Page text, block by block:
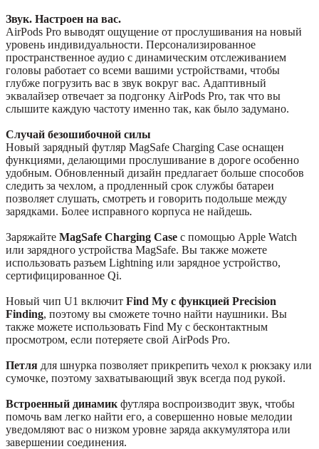
Звук. Настроен на вас.
AirPods Pro выводят ощущение от прослушивания на новый
уровень индивидуальности. Персонализированное
пространственное аудио с динамическим отслеживанием
головы работает со всеми вашими устройствами, чтобы
глубже погрузить вас в звук вокруг вас. Адаптивный
эквалайзер отвечает за подгонку AirPods Pro, так что вы
слышите каждую частоту именно так, как было задумано.
Случай безошибочной силы
Новый зарядный футляр MagSafe Charging Case оснащен
функциями, делающими прослушивание в дороге особенно
удобным. Обновленный дизайн предлагает больше способов
следить за чехлом, а продленный срок службы батареи
позволяет слушать, смотреть и говорить подольше между
зарядками. Более исправного корпуса не найдешь.
Заряжайте MagSafe Charging Case с помощью Apple Watch
или зарядного устройства MagSafe. Вы также можете
использовать разъем Lightning или зарядное устройство,
сертифицированное Qi.
Новый чип U1 включит Find My с функцией Precision
Finding, поэтому вы сможете точно найти наушники. Вы
также можете использовать Find My с бесконтактным
просмотром, если потеряете свой AirPods Pro.
Петля для шнурка позволяет прикрепить чехол к рюкзаку или
сумочке, поэтому захватывающий звук всегда под рукой.
Встроенный динамик футляра воспроизводит звук, чтобы
помочь вам легко найти его, а совершенно новые мелодии
уведомляют вас о низком уровне заряда аккумулятора или
завершении соединения.